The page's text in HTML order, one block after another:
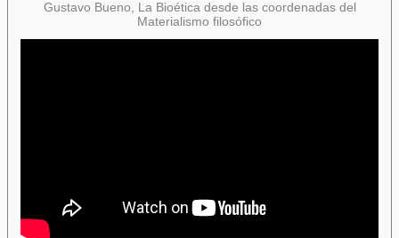
Gustavo Bueno, La Bioética desde las coordenadas del
Materialismo filosófico